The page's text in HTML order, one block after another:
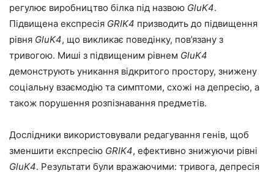
регулює виробництво білка під назвою GluK4.
Підвищена експресія GRIK4 призводить до підвищення
рівня GluK4, що викликає поведінку, пов’язану з
тривогою. Миші з підвищеним рівнем GluK4
демонструють уникання відкритого простору, знижену
соціальну взаємодію та симптоми, схожі на депресію, а
також порушення розпізнавання предметів.
Дослідники використовували редагування генів, щоб
зменшити експресію GRIK4, ефективно знижуючи рівні
GluK4. Результати були вражаючими: тривога, депресія